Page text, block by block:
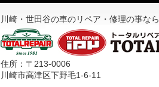
川崎・世田谷の車のリペア・修理の事なら
住所：〒213-0006
川崎市高津区下野毛1-6-11